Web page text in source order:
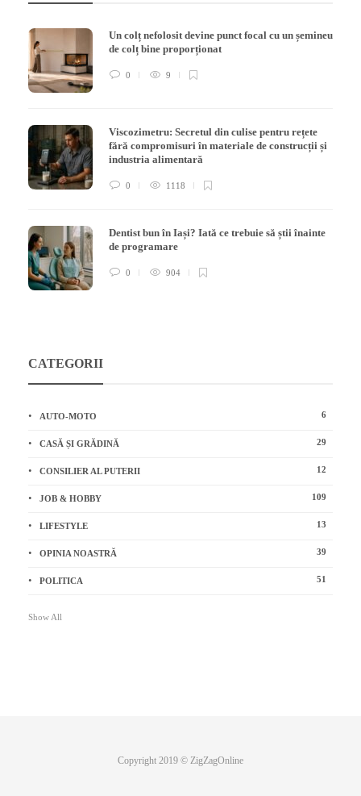
Un colț nefolosit devine punct focal cu un șemineu
de colț bine proporționat
0 9
Viscozimetru: Secretul din culise pentru rețete
fără compromisuri în materiale de construcții și
industria alimentară
0 1118
Dentist bun în Iași? Iată ce trebuie să știi înainte
de programare
0 904
CATEGORII
AUTO-MOTO 6
CASĂ ȘI GRĂDINĂ 29
CONSILIER AL PUTERII 12
JOB & HOBBY 109
LIFESTYLE 13
OPINIA NOASTRĂ 39
POLITICA 51
Show All
Copyright 2019 © ZigZagOnline